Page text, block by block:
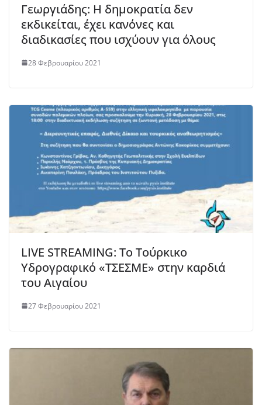
Γεωργιάδης: Η δημοκρατία δεν
εκδικείται, έχει κανόνες και
διαδικασίες που ισχύουν για όλους
28 Φεβρουαρίου 2021
LIVE STREAMING: Το Τούρκικο
Υδρογραφικό «ΤΣΕΣΜΕ» στην καρδιά
του Αιγαίου
27 Φεβρουαρίου 2021